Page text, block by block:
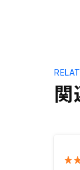
関